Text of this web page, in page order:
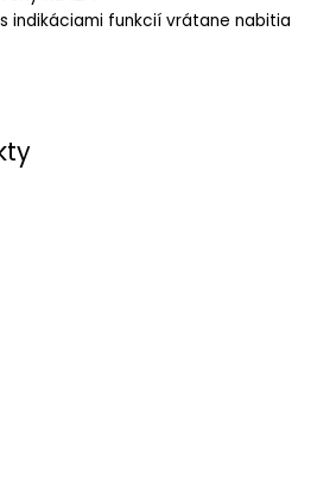
indikáciami funkcií vrátane nabitia